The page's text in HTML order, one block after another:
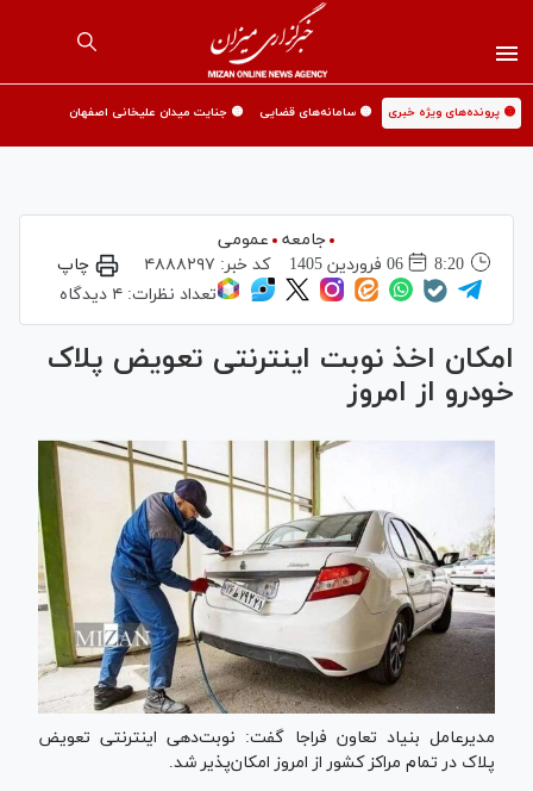
🟡 پرونده‌های ویژه خبری 🟡 سامانه‌های قضایی 🟡 جنایت میدان علیخانی اصفهان
جامعه
عمومی
8:20
06 فروردين 1405 کد خبر: ۴۸۸۸۲۹۷
چاپ
تعداد نظرات: ۴ دیدگاه
امکان اخذ نوبت اینترنتی تعویض پلاک
خودرو از امروز
مدیرعامل بنیاد تعاون فراجا گفت: نوبت‌دهی اینترنتی تعویض
پلاک در تمام مراکز کشور از امروز امکان‌پذیر شد.